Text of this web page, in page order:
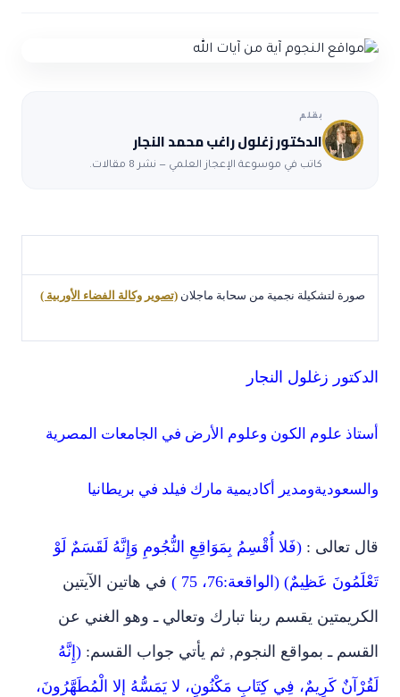
حول السنة
بقلم
الدكتور زغلول راغب محمد النجار
كاتب في موسوعة الإعجاز العلمي — نشر 8 مقالات.
صورة لتشكيلة نجمية من سحابة ماجلان (تصوير وكالة الفضاء الأوربية )
الدكتور زغلول النجار
أستاذ علوم الكون وعلوم الأرض في الجامعات المصرية
والسعوديةومدير أكاديمية مارك فيلد في بريطانيا
قال تعالى : (فَلا أُقْسِمُ بِمَوَاقِعِ النُّجُومِ وَإِنَّهُ لَقَسَمٌ لَوْ
تَعْلَمُونَ عَظِيمٌ) (الواقعة:76، 75 )
في هاتين الآيتين
الكريمتين يقسم ربنا تبارك وتعالي ـ وهو الغني عن
القسم ـ بمواقع النجوم‏,‏ ثم يأتي جواب القسم‏:‏ (إِنَّهُ
لَقُرْآنٌ كَرِيمٌ، فِي كِتَابٍ مَكْنُونٍ، لا يَمَسُّهُ إلا الْمُطَهَّرُونَ،